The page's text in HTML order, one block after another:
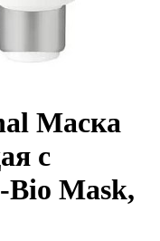
Маска
с
Bio Mask,